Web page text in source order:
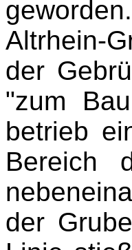
Altrhein-
der
"zum
betrieb
Bereich
der